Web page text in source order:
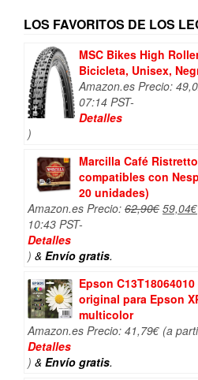
LOS FAVORITOS DE LOS
MSC Bikes High
Bicicleta, Unisex,
Amazon.es Precio:
07:14 PST-
Detalles
)
Marcilla Café
compatibles con
20 unidades)
Amazon.es Precio: 62,90€ El
59,04€
10:43 PST-
Detalles
) & Envío gratis.
Epson
original para Epson
multicolor
Amazon.es Precio: 41,79€ (a
Detalles
) & Envío gratis.